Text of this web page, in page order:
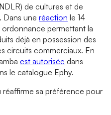
de cultures et de
Dans une réaction le 14
ordonnance permettant la
déjà en possession des
circuits commerciaux. En
est autorisée dans
le catalogue Ephy.
sa préférence pour